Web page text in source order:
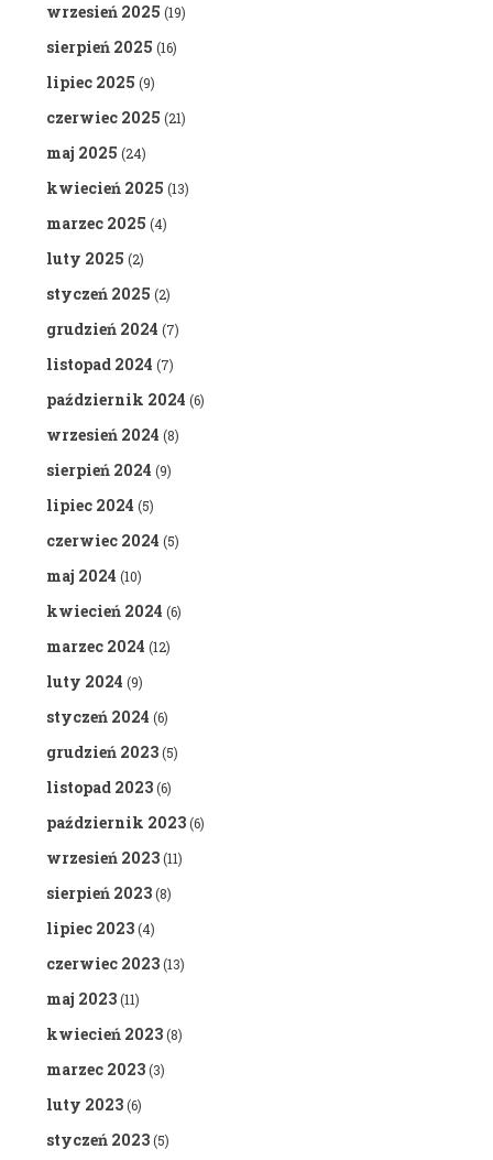
wrzesień 2025 (19)
sierpień 2025 (16)
lipiec 2025 (9)
czerwiec 2025 (21)
maj 2025 (24)
kwiecień 2025 (13)
marzec 2025 (4)
luty 2025 (2)
styczeń 2025 (2)
grudzień 2024 (7)
listopad 2024 (7)
październik 2024 (6)
wrzesień 2024 (8)
sierpień 2024 (9)
lipiec 2024 (5)
czerwiec 2024 (5)
maj 2024 (10)
kwiecień 2024 (6)
marzec 2024 (12)
luty 2024 (9)
styczeń 2024 (6)
grudzień 2023(5)
listopad 2023(6)
październik 2023(6)
wrzesień 2023(11)
sierpień 2023(8)
lipiec 2023(4)
czerwiec 2023(13)
maj 2023(11)
kwiecień 2023(8)
marzec 2023(3)
luty 2023(6)
styczeń 2023(5)